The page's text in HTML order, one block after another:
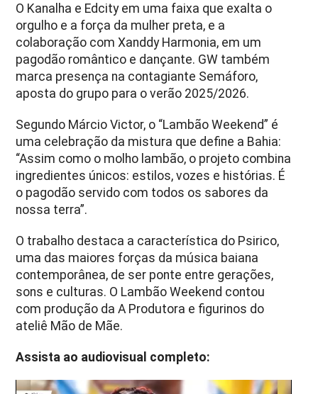
O Kanalha e Edcity em uma faixa que exalta o
orgulho e a força da mulher preta, e a
colaboração com Xanddy Harmonia, em um
pagodão romântico e dançante. GW também
marca presença na contagiante Semáforo,
aposta do grupo para o verão 2025/2026.
Segundo Márcio Victor, o “Lambão Weekend” é
uma celebração da mistura que define a Bahia:
“Assim como o molho lambão, o projeto combina
ingredientes únicos: estilos, vozes e histórias. É
o pagodão servido com todos os sabores da
nossa terra”.
O trabalho destaca a característica do Psirico,
uma das maiores forças da música baiana
contemporânea, de ser ponte entre gerações,
sons e culturas. O Lambão Weekend contou
com produção da A Produtora e figurinos do
ateliê Mão de Mãe.
Assista ao audiovisual completo: